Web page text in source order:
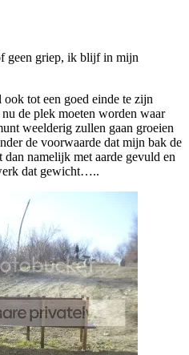
geen griep, ik blijf in mijn
tot een goed einde te zijn
de plek moeten worden waar
weelderig zullen gaan groeien
de voorwaarde dat mijn bak de
namelijk met aarde gevuld en
dat gewicht…..